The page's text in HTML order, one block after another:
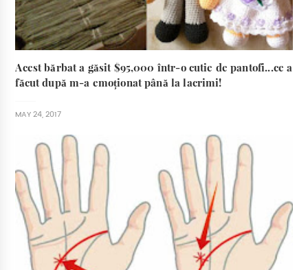
Acest bărbat a găsit $95,000 într-o cutie de pantofi...ce a
făcut după m-a emoționat până la lacrimi!
MAY 24, 2017